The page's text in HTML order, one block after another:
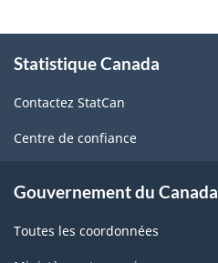
propos
ce
site
Statistique Canada
Contactez StatCan
Centre de confiance
Gouvernement du Canada
Toutes les coordonnées